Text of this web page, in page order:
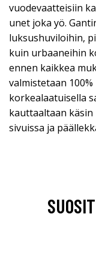
vuodevaatteisiin
unet joka yö.
luksushuviloihin,
kuin urbaaneihin
ennen kaikkea
valmistetaan
korkealaatuisella
kauttaaltaan käsin
sivuissa ja